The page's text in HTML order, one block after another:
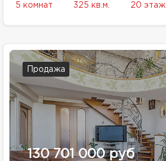
5 комнат 325 кв.м. 20 этаж
Продажа
130 701 000 руб